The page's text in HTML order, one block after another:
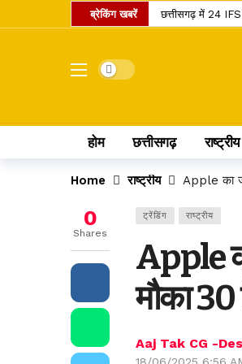
ब्रेकिंग खबरें छत्तीसगढ़ में 24 IFS
शनि गोचर 2027:
इंदिरा गांधी कृषि
छत्तीसगढ़ के
छत्तीसगढ़ में राशन के
कोडार लिंक कैनाल
Dark mode
होम छत्तीसगढ़ राष्ट्रीय
Home राष्ट्रीय Apple का
ट्रेंडिंग राष्ट्रीय
Apple
मौका
Aaj Tak CG -
0
Shares